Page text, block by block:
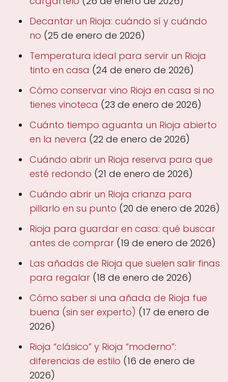
Decantar un Rioja: cuándo sí y cuándo
no (25 de enero de 2026)
Temperatura ideal para servir un Rioja
tinto en casa (24 de enero de 2026)
Cómo conservar vino Rioja en casa si no
tienes vinoteca (23 de enero de 2026)
Cuánto tiempo aguanta un Rioja abierto
en la nevera (22 de enero de 2026)
Cuándo abrir un Rioja reserva para que
esté redondo (21 de enero de 2026)
Cuándo abrir un Rioja crianza para
pillarlo en su punto (20 de enero de 2026)
Rioja para guardar en casa: qué buscar
antes de comprar (19 de enero de 2026)
Las añadas de Rioja que suelen salir finas
para regalar (18 de enero de 2026)
Cómo saber si una añada de Rioja fue
buena (sin ser experto) (17 de enero de
2026)
Rioja “clásico” y Rioja “moderno”:
diferencias de estilo (16 de enero de
2026)